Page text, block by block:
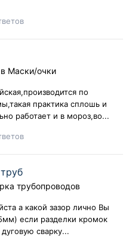
Маски/очки
по
практика сплошь и
работает и в мороз,во...
трубопроводов
а какой зазор лично Вы
если разделки кромок
сварку...